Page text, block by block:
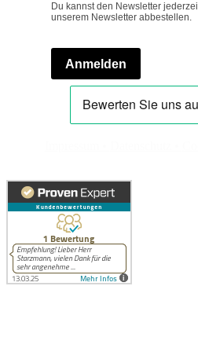
Du kannst den Newsletter
unserem Newsletter abbestellen.
Anmelden